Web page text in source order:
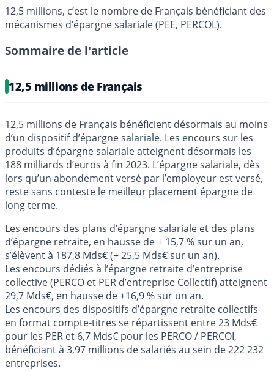
12,5 millions, c’est le nombre de Français bénéficiant des
mécanismes d’épargne salariale (PEE, PERCOL).
Sommaire de l'article
12,5 millions de Français
12,5 millions de Français bénéficient désormais au moins
d’un dispositif d’épargne salariale. Les encours sur les
produits d’épargne salariale atteignent désormais les
188 milliards d’euros à fin 2023. L’épargne salariale, dès
lors qu’un abondement versé par l’employeur est versé,
reste sans conteste le meilleur placement épargne de
long terme.
Les encours des plans d’épargne salariale et des plans
d’épargne retraite, en hausse de + 15,7 % sur un an,
s’élèvent à 187,8 Mds€ (+ 25,5 Mds€ sur un an).
Les encours dédiés à l’épargne retraite d’entreprise
collective (PERCO et PER d’entreprise Collectif) atteignent
29,7 Mds€, en hausse de +16,9 % sur un an.
Les encours des dispositifs d’épargne retraite collectifs
en format compte-titres se répartissent entre 23 Mds€
pour les PER et 6,7 Mds€ pour les PERCO / PERCOI,
bénéficiant à 3,97 millions de salariés au sein de 222 232
entreprises.